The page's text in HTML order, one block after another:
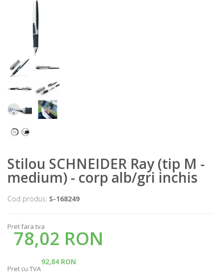
Stilou SCHNEIDER Ray (tip M -
medium) - corp alb/gri inchis
Cod produs: S-168249
Pret fara tva
78,02 RON
92,84 RON
Pret cu TVA